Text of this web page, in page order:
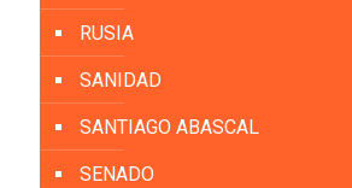
RUSIA
SANIDAD
SANTIAGO ABASCAL
SENADO